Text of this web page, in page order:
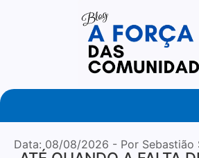
Your Daily Source of Fresh
Data: 08/08/2026 - Por Sebastião